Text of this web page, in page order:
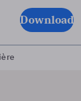
Download